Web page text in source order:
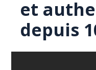
et
depuis